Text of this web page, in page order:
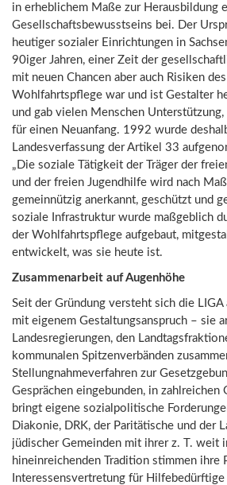
in erheblichem Maße zur Herausbildung
Gesellschaftsbewusstseins bei. Der
heutiger sozialer Einrichtungen in
90iger Jahren, einer Zeit der
mit neuen Chancen aber auch Risiken
Wohlfahrtspflege war und ist Gestalter
und gab vielen Menschen
für einen Neuanfang. 1992 wurde
Landesverfassung der Artikel 33
„Die soziale Tätigkeit der Träger der
und der freien Jugendhilfe wird nach
gemeinnützig anerkannt, geschützt und
soziale Infrastruktur wurde maßgeblich
der Wohlfahrtspflege aufgebaut,
entwickelt, was sie heute ist.
Zusammenarbeit auf Augenhöhe
Seit der Gründung versteht sich die LIGA
mit eigenem Gestaltungsanspruch – sie
Landesregierungen, den
kommunalen Spitzenverbänden
Stellungnahmeverfahren zur
Gesprächen eingebunden, in zahlreichen
bringt eigene sozialpolitische
Diakonie, DRK, der Paritätische und der
jüdischer Gemeinden mit ihrer z. T. weit
hineinreichenden Tradition stimmen ihre
Interessensvertretung für